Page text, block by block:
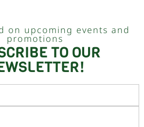
on upcoming events and
promotions
TO OUR